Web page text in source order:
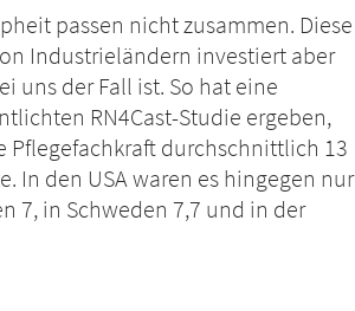
passen nicht zusammen. Diese
Industrieländern investiert aber
uns der Fall ist. So hat eine
RN4Cast-Studie ergeben,
Pflegefachkraft durchschnittlich 13
In den USA waren es hingegen nur
7, in Schweden 7,7 und in der